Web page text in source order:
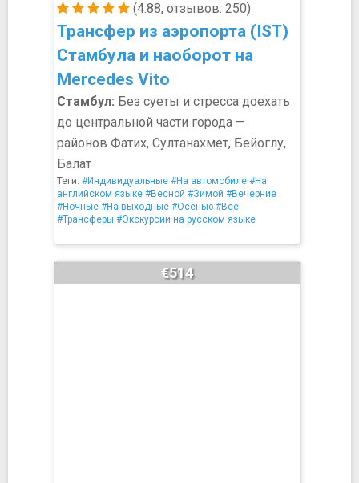
(4.88, отзывов: 250)
Трансфер из аэропорта (IST)
Стамбула и наоборот на
Mercedes Vito
Стамбул: Без суеты и стресса доехать
до центральной части города —
районов Фатих, Султанахмет, Бейоглу,
Балат
Теги: #Индивидуальные #На автомобиле #На
английском языке #Весной #Зимой #Вечерние
#Ночные #На выходные #Осенью #Все
#Трансферы #Экскурсии на русском языке
€514